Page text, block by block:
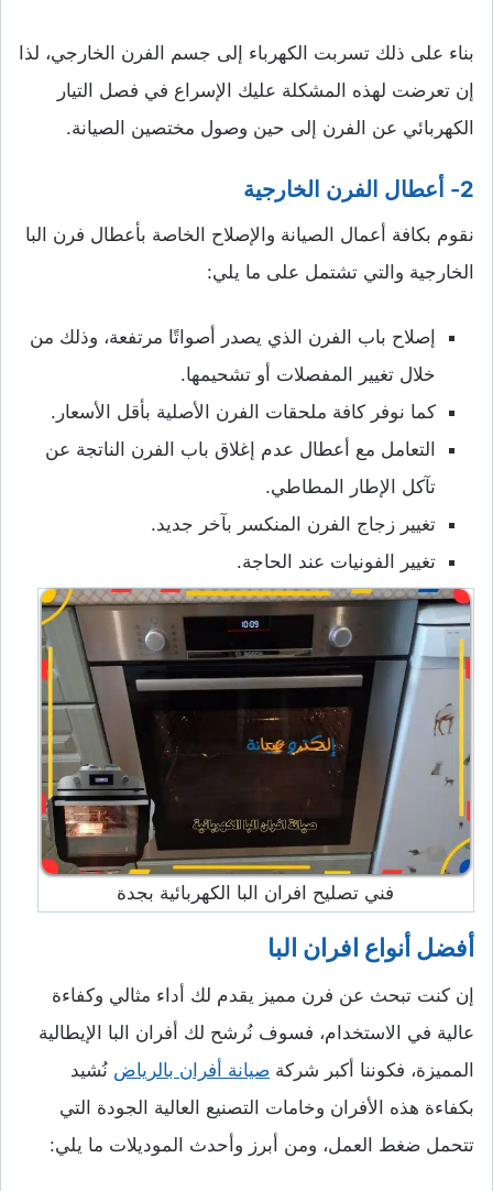
بناء على ذلك تسربت الكهرباء إلى جسم الفرن الخارجي، لذا
إن تعرضت لهذه المشكلة عليك الإسراع في فصل التيار
الكهربائي عن الفرن إلى حين وصول مختصين الصيانة.
2- أعطال الفرن الخارجية
نقوم بكافة أعمال الصيانة والإصلاح الخاصة بأعطال فرن البا
الخارجية والتي تشتمل على ما يلي:
إصلاح باب الفرن الذي يصدر أصواتًا مرتفعة، وذلك من
خلال تغيير المفصلات أو تشحيمها.
كما نوفر كافة ملحقات الفرن الأصلية بأقل الأسعار.
التعامل مع أعطال عدم إغلاق باب الفرن الناتجة عن
تآكل الإطار المطاطي.
تغيير زجاج الفرن المنكسر بآخر جديد.
تغيير الفونيات عند الحاجة.
فني تصليح افران البا الكهربائية بجدة
أفضل أنواع افران البا
إن كنت تبحث عن فرن مميز يقدم لك أداء مثالي وكفاءة
عالية في الاستخدام، فسوف نُرشح لك أفران البا الإيطالية
المميزة، فكوننا أكبر شركة صيانة أفران بالرياض نُشيد
بكفاءة هذه الأفران وخامات التصنيع العالية الجودة التي
تتحمل ضغط العمل، ومن أبرز وأحدث الموديلات ما يلي: